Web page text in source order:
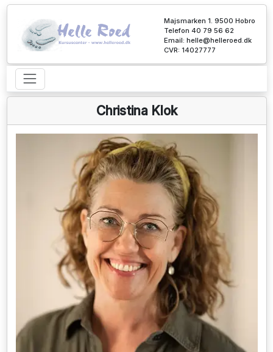
Majsmarken 1. 9500 Hobro
Telefon 40 79 56 62
Email: helle@helleroed.dk
CVR: 14027777
Christina Klok